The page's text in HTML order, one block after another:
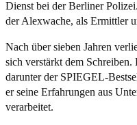
Dienst bei der Berliner
der Alexwache, als Ermittler
Nach über sieben Jahren
sich verstärkt dem
darunter der SPIEGEL-
er seine Erfahrungen aus
verarbeitet.